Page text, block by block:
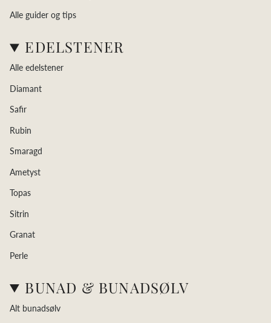
Alle guider og tips
EDELSTENER
Alle edelstener
Diamant
Safir
Rubin
Smaragd
Ametyst
Topas
Sitrin
Granat
Perle
BUNAD & BUNADSØLV
Alt bunadsølv